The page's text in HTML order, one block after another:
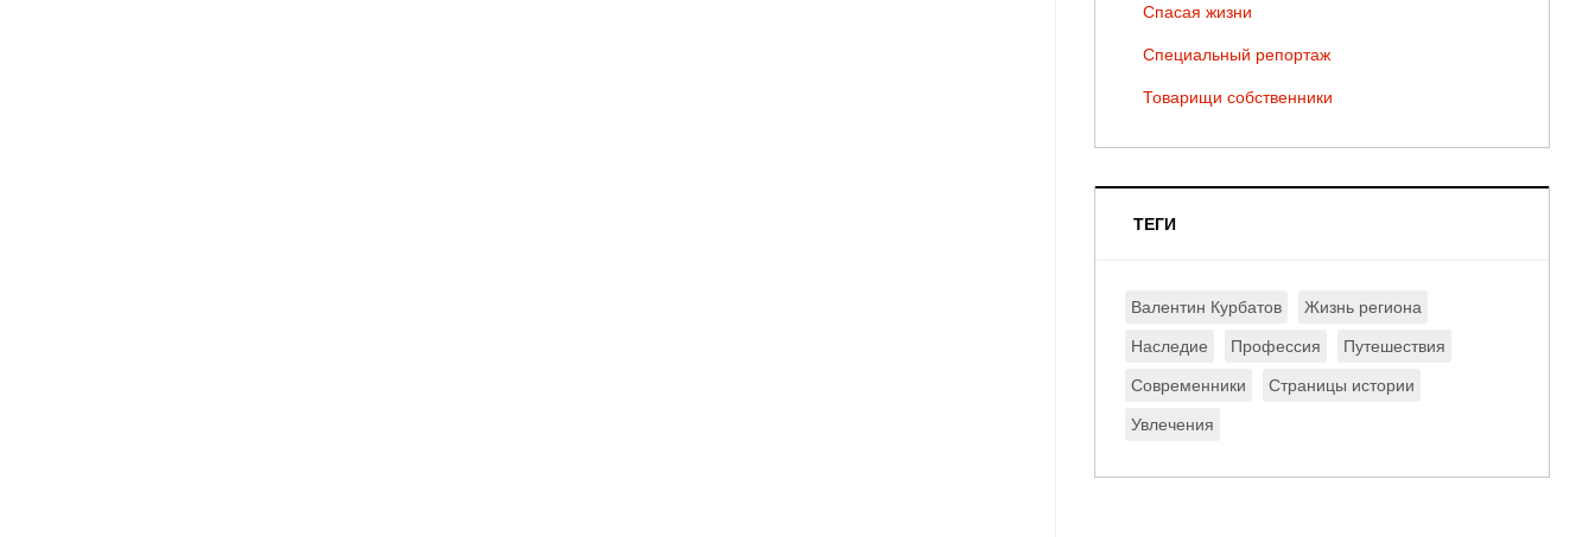
Спасая жизни
Специальный репортаж
Товарищи собственники
ТЕГИ
Валентин Курбатов Жизнь региона
Наследие Профессия Путешествия
Современники Страницы истории
Увлечения